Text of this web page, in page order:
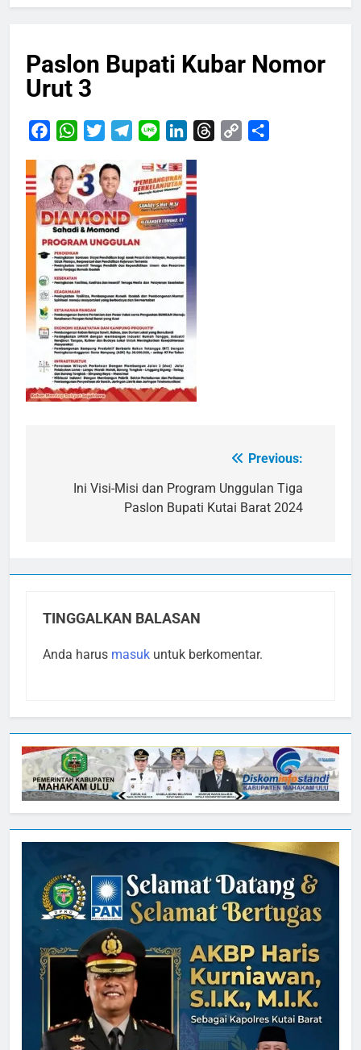
Paslon Bupati Kubar Nomor
Urut 3
FacebookWhatsApp
TwitterTelegram
Line LinkedInThreads
Copy
Previous:
Ini Visi-Misi dan Program Unggulan Tiga
Paslon Bupati Kutai Barat 2024
TINGGALKAN BALASAN
Anda harus masuk untuk berkomentar.